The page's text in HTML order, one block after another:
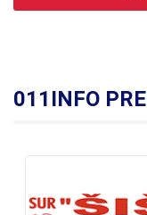
011INFO